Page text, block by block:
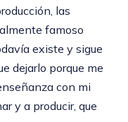
las
famoso
existe y sigue
dejarlo porque me
con mi
y a producir, que